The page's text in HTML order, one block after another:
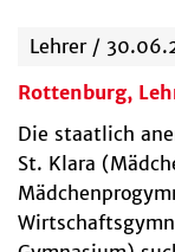
Lehrer /
Rottenburg,
Die staatlich
St. Klara